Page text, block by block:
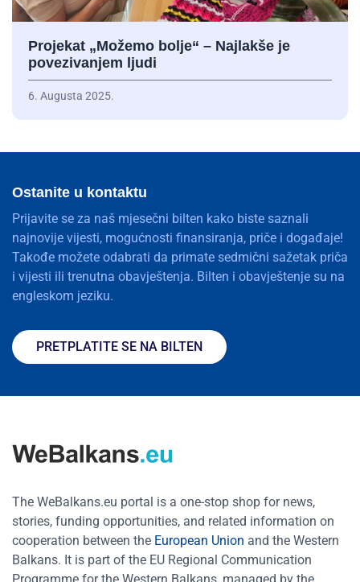
Projekat „Možemo bolje“ – Najlakše je
povezivanjem ljudi
6. Augusta 2025.
Ostanite u kontaktu
Prijavite se za naš mjesečni bilten kako biste saznali
najnovije vijesti, mogućnosti finansiranja, priče i događaje!
Takođe možete odabrati da primate sedmični sažetak priča
i vijesti ili trenutna obavještenja. Bilten i obavještenje su na
engleskom jeziku.
PRETPLATITE SE NA BILTEN
The WeBalkans.eu portal is a one-stop shop for news,
stories, funding opportunities, and related information on
cooperation between the European Union and the Western
Balkans. It is part of the EU Regional Communication